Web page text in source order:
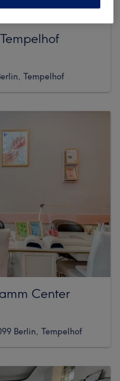
Tempelhof
Center
Berlin, Tempelhof